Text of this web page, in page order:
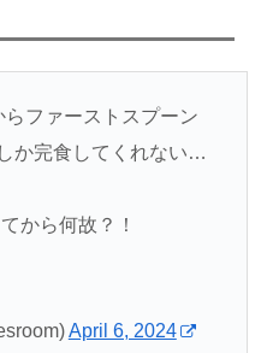
ファーストスプーン
か完食してくれない…
から何故？！
April 6, 2024